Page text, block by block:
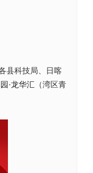
县科技局、日喀
·龙华汇 （湾区青